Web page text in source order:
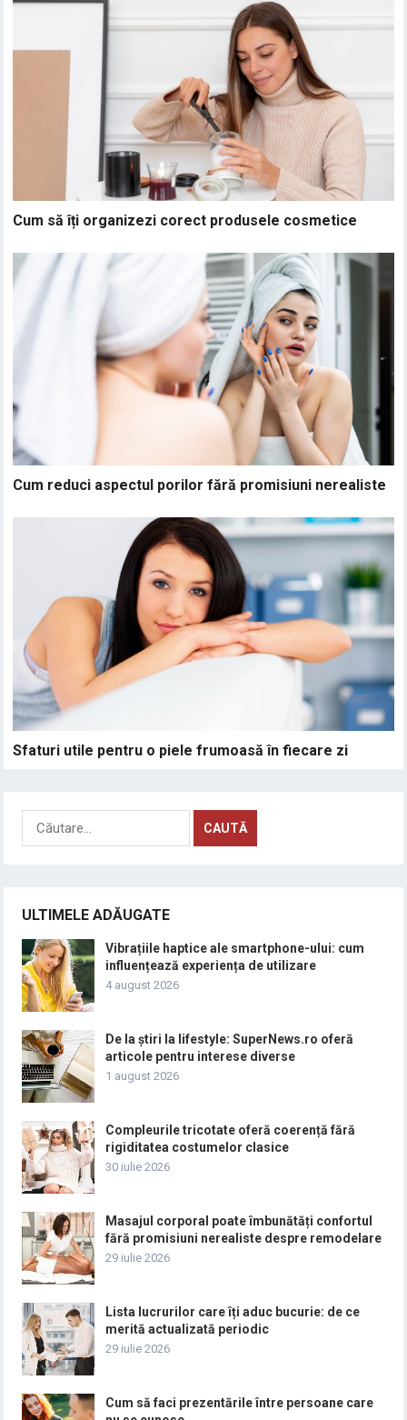
Cum să îți organizezi corect produsele cosmetice
Cum reduci aspectul porilor fără promisiuni nerealiste
Sfaturi utile pentru o piele frumoasă în fiecare zi
Caută
după:
ULTIMELE ADĂUGATE
Vibrațiile haptice ale smartphone-ului: cum
influențează experiența de utilizare
4 august 2026
De la știri la lifestyle: SuperNews.ro oferă
articole pentru interese diverse
1 august 2026
Compleurile tricotate oferă coerență fără
rigiditatea costumelor clasice
30 iulie 2026
Masajul corporal poate îmbunătăți confortul
fără promisiuni nerealiste despre remodelare
29 iulie 2026
Lista lucrurilor care îți aduc bucurie: de ce
merită actualizată periodic
29 iulie 2026
Cum să faci prezentările între persoane care